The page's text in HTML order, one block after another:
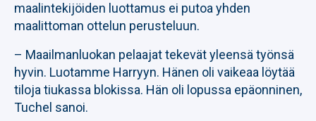
maalintekijöiden luottamus ei putoa yhden
maalittoman ottelun perusteluun.
– Maailmanluokan pelaajat tekevät yleensä työnsä
hyvin. Luotamme Harryyn. Hänen oli vaikeaa löytää
tiloja tiukassa blokissa. Hän oli lopussa epäonninen,
Tuchel sanoi.